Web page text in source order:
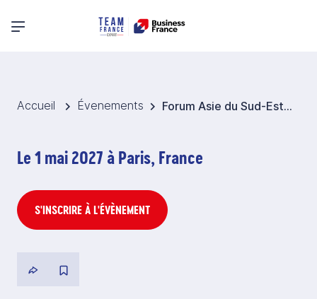
Menu principal
Accueil Évenements Forum Asie du Sud-Est 2027
Le 1 mai 2027 à Paris, France
S'INSCRIRE À L'ÉVÈNEMENT